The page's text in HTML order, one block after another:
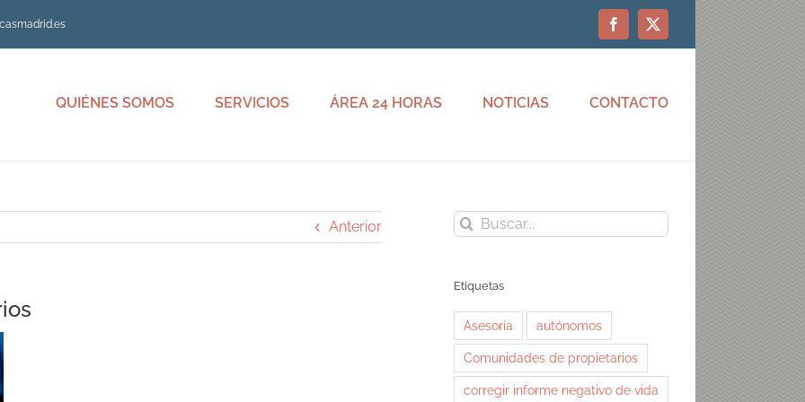
Facebook
X
QUIÉNES SOMOS SERVICIOS ÁREA 24 HORAS NOTICIAS CONTACTO
Anterior Buscar:
Etiquetas
Asesoría autónomos
Comunidades de propietarios
corregir informe negativo de vida